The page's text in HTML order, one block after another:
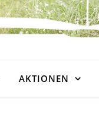
AKTIONEN